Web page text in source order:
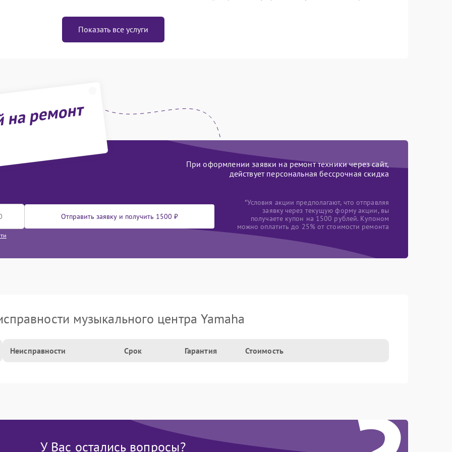
Показать все услуги
ремонт
При оформлении заявки на ремонт техники через сайт,
действует персональная бессрочная скидка
Отправить заявку и получить 1500 ₽
*Условия акции предполагают, что отправляя
заявку через текущую форму акции, вы
получаете купон на 1500 рублей. Купоном
можно оплатить до 25% от стоимости ремонта
музыкального центра Yamaha
Неисправности Срок Гарантия Стоимость
У Вас остались вопросы?